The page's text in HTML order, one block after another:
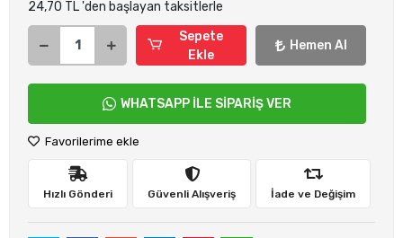
24,70 TL 'den başlayan taksitlerle
Sepete
Ekle
Hemen Al
WHATSAPP İLE SİPARİŞ VER
Favorilerime ekle
Hızlı Gönderi Güvenli Alışveriş İade ve Değişim